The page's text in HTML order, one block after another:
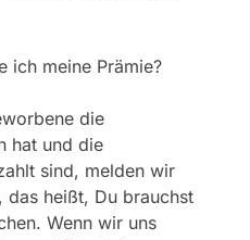
ich meine Prämie?
die
hat und die
sind, melden wir
das heißt, Du brauchst
Wenn wir uns